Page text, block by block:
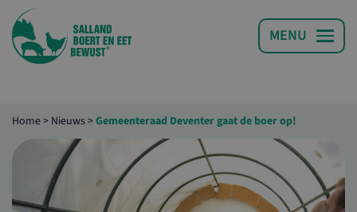
Home> Nieuws>Gemeenteraad Deventer gaat de boer op!